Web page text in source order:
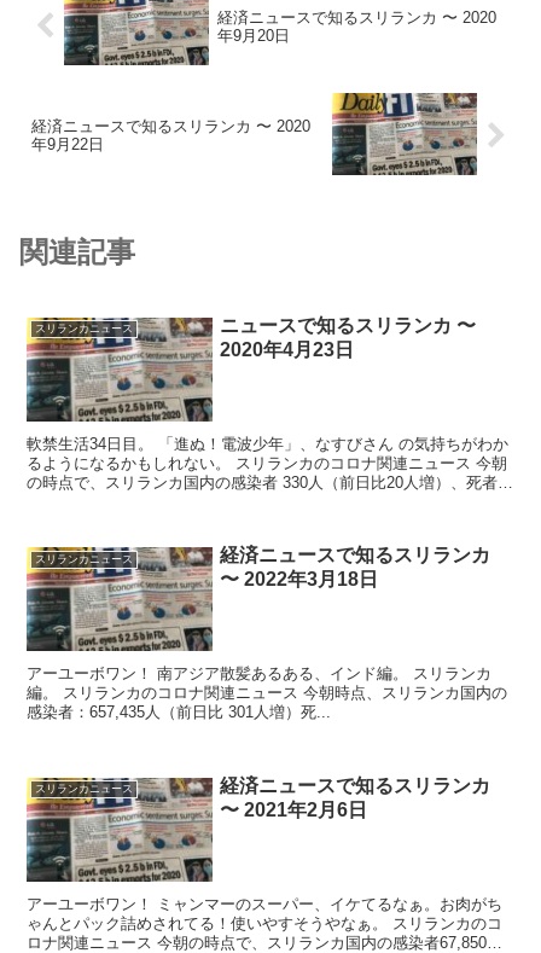
経済ニュースで知るスリランカ 〜 2020
年9月20日
経済ニュースで知るスリランカ 〜 2020
年9月22日
関連記事
スリランカニュース
ニュースで知るスリランカ 〜
2020年4月23日
軟禁生活34日目。 「進ぬ！電波少年」、なすびさん の気持ちがわか
るようになるかもしれない。 スリランカのコロナ関連ニュース 今朝
の時点で、スリランカ国内の感染者 330人（前日比20人増）、死者 7
スリランカニュース
経済ニュースで知るスリランカ
〜 2022年3月18日
アーユーボワン！ 南アジア散髪あるある、インド編。 スリランカ
編。 スリランカのコロナ関連ニュース 今朝時点、スリランカ国内の
感染者：657,435人（前日比 301人増）死...
スリランカニュース
経済ニュースで知るスリランカ
〜 2021年2月6日
アーユーボワン！ ミャンマーのスーパー、イケてるなぁ。お肉がち
ゃんとパック詰めされてる！使いやすそうやなぁ。 スリランカのコ
ロナ関連ニュース 今朝の時点で、スリランカ国内の感染者67,850人